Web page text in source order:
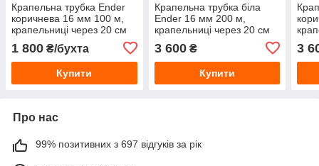
Крапельна трубка Ender
коричнева 16 мм 100 м,
крапельниці через 20 см
— трубка для крапельного
поливу (Туреччина)
1 800 ₴/бухта
Купити
Крапельна трубка біла
Ender 16 мм 200 м,
крапельниці через 20 см
3 600₴
Купити
3
Про нас
99% позитивних з 697 відгуків за рік